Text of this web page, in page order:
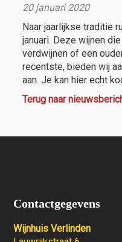
20 januari 2020
Naar jaarlijkse traditie
januari. Deze wijnen
verdwijnen of een
recentste, bieden wij
aan. Je kan hier echt
Terug naar
Contactgegevens
Wijnhuis Verlinden